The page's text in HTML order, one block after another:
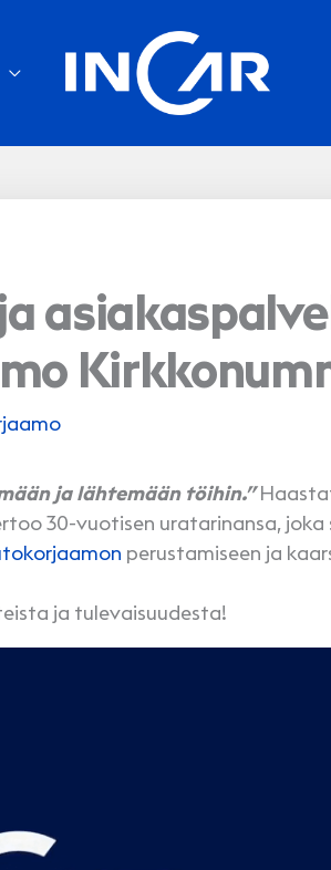
ja lähtemään töihin.”
30-vuotisen uratarinansa,
perustamiseen ja
ja tulevaisuudesta!